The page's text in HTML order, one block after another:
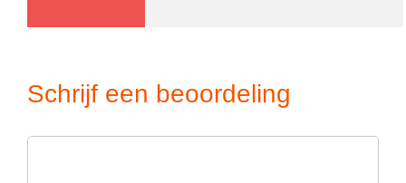
Schrijf een beoordeling